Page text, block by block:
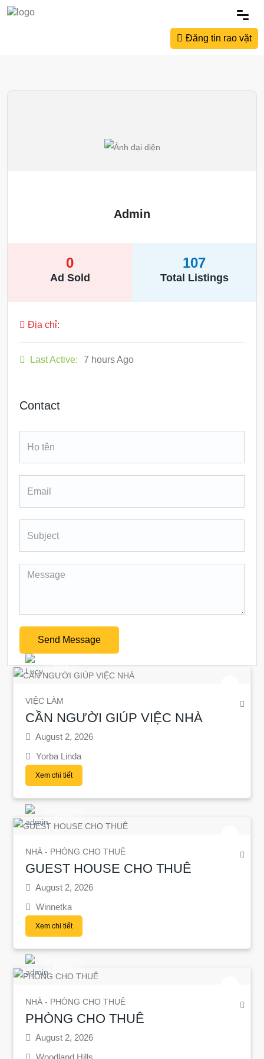
Đăng tin rao vặt
Admin
0
Ad Sold
107
Total Listings
Địa chỉ:
Last Active: 7 hours Ago
Contact
Send Message
Lucy
VIỆC LÀM
CẦN NGƯỜI GIÚP VIỆC NHÀ
August 2, 2026
Yorba Linda
Xem chi tiết
NHÀ - PHÒNG CHO THUÊ
GUEST HOUSE CHO THUÊ
August 2, 2026
Winnetka
Xem chi tiết
NHÀ - PHÒNG CHO THUÊ
PHÒNG CHO THUÊ
August 2, 2026
Woodland Hills